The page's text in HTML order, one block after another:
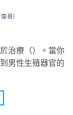
哥）
治療（）。當你
男性生殖器官的